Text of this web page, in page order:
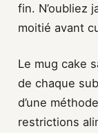
fin. N’oubliez
moitié avant
Le mug cake
de chaque
d’une
restrictions